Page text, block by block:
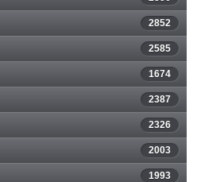
2852
2585
1674
2387
2326
2003
1993